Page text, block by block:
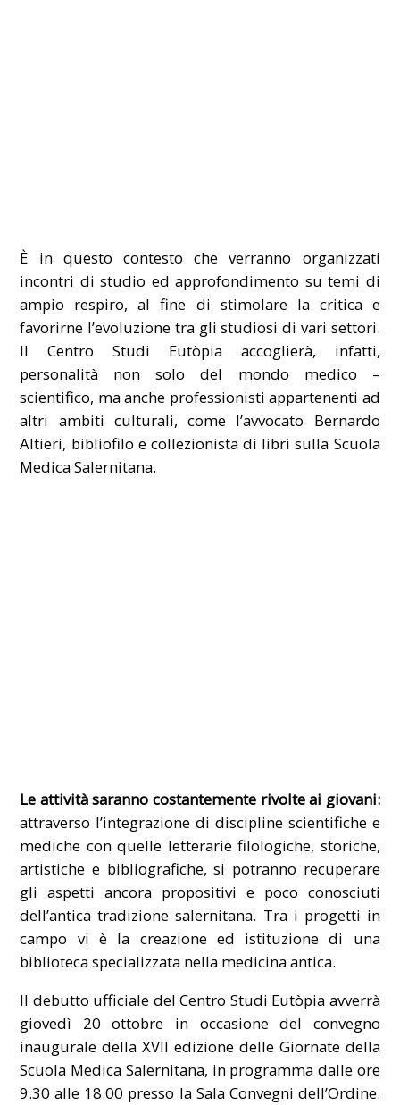
È in questo contesto che verranno organizzati
incontri di studio ed approfondimento su temi di
ampio respiro, al fine di stimolare la critica e
favorirne l’evoluzione tra gli studiosi di vari settori.
Il Centro Studi Eutòpia accoglierà, infatti,
personalità non solo del mondo medico –
scientifico, ma anche professionisti appartenenti ad
altri ambiti culturali, come l’avvocato Bernardo
Altieri, bibliofilo e collezionista di libri sulla Scuola
Medica Salernitana.
Le attività saranno costantemente rivolte ai giovani:
attraverso l’integrazione di discipline scientifiche e
mediche con quelle letterarie filologiche, storiche,
artistiche e bibliografiche, si potranno recuperare
gli aspetti ancora propositivi e poco conosciuti
dell’antica tradizione salernitana. Tra i progetti in
campo vi è la creazione ed istituzione di una
biblioteca specializzata nella medicina antica.
Il debutto ufficiale del Centro Studi Eutòpia avverrà
giovedì 20 ottobre in occasione del convegno
inaugurale della XVII edizione delle Giornate della
Scuola Medica Salernitana, in programma dalle ore
9.30 alle 18.00 presso la Sala Convegni dell’Ordine.